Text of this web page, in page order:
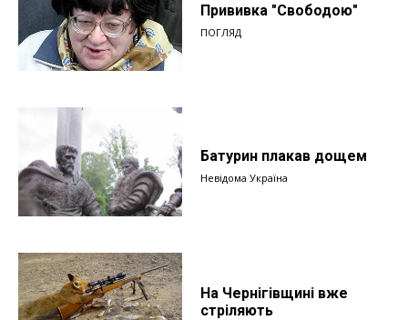
Прививка "Свободою"
ПОГЛЯД
Батурин плакав дощем
Невідома Україна
На Чернігівщині вже
стріляють